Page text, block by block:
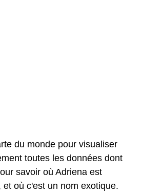
du monde pour visualiser
toutes les données dont
savoir où Adriena est
où c'est un nom exotique.